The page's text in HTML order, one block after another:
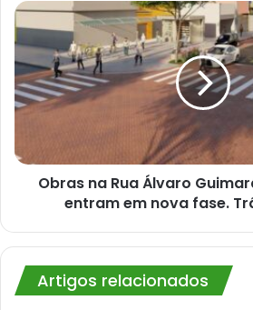
Obras
na
Rua
Álvaro
Guimarães,
em
em
novaObras na Rua Álvaro
entram em nova fase.
Artigos relacionados